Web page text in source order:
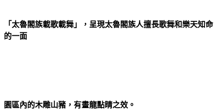
「太魯閣族載歌載舞」，呈現太魯閣族人擅長歌舞和樂天知命
的一面
園區內的木雕山豬，有畫龍點睛之效。